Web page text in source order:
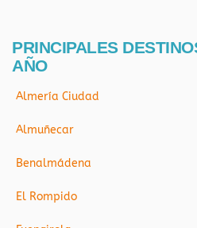
PRINCIPALES
AÑO
Almería Ciudad
Almuñecar
Benalmádena
El Rompido